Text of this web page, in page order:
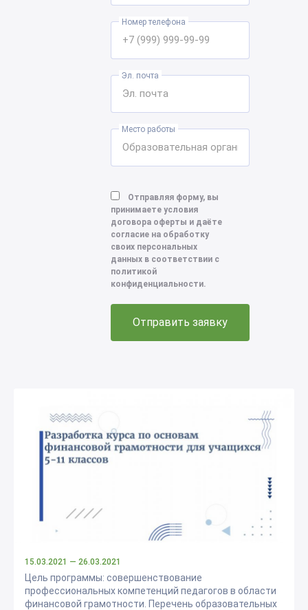
Номер телефона
Эл. почта
Место работы
Отправляя форму, вы
принимаете условия
договора оферты и даёте
согласие на обработку
своих персональных
данных в соответствии с
политикой
конфиденциальности.
15.03.2021 — 26.03.2021
Цель программы: совершенствование
профессиональных компетенций педагогов в области
финансовой грамотности. Перечень образовательных